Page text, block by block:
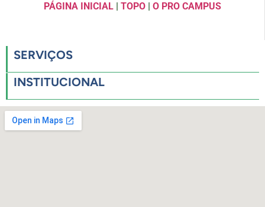
PÁGINA INICIAL| TOPO| O PRO CAMPUS
SERVIÇOS
INSTITUCIONAL